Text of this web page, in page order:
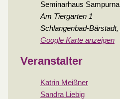
Seminarhaus Sampurna
Am Tiergarten 1
Schlangenbad-Bärstadt,
Google Karte anzeigen
Veranstalter
Katrin Meißner
Sandra Liebig